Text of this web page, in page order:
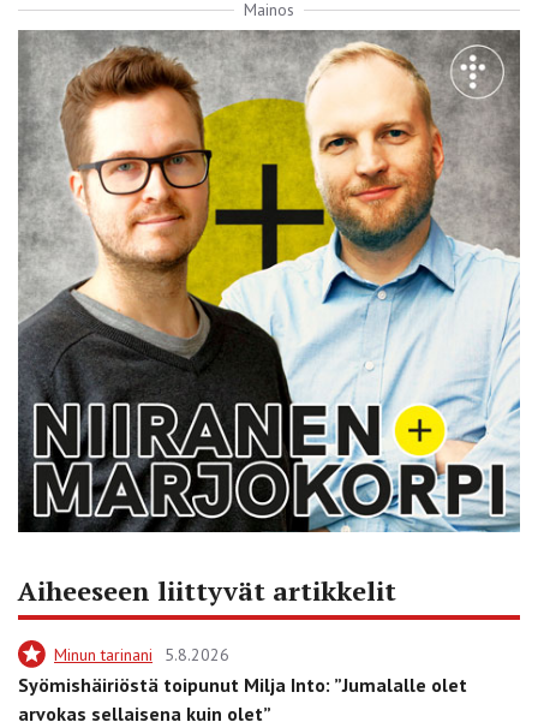
Mainos
Aiheeseen liittyvät artikkelit
Minun tarinani 5.8.2026
Syömishäiriöstä toipunut Milja Into: ”Jumalalle olet
arvokas sellaisena kuin olet”